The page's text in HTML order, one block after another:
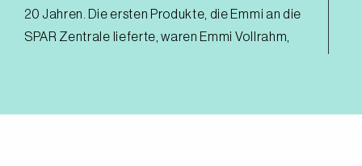
20 Jahren. Die ersten Produkte, die Emmi an die
SPAR Zentrale lieferte, waren Emmi Vollrahm,